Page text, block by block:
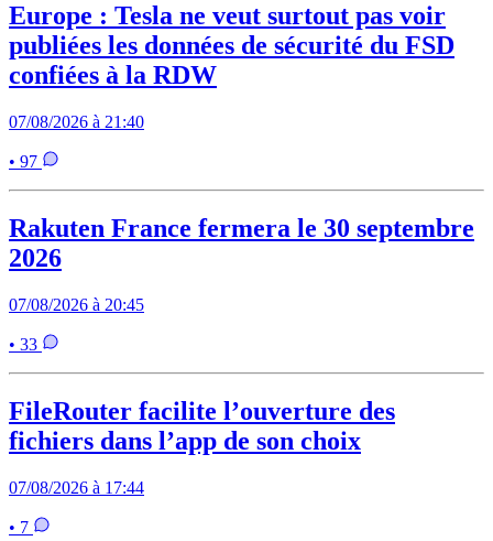
Europe : Tesla ne veut surtout pas voir
publiées les données de sécurité du FSD
confiées à la RDW
07/08/2026 à 21:40
• 97
Rakuten France fermera le 30 septembre
2026
07/08/2026 à 20:45
• 33
FileRouter facilite l’ouverture des
fichiers dans l’app de son choix
07/08/2026 à 17:44
• 7